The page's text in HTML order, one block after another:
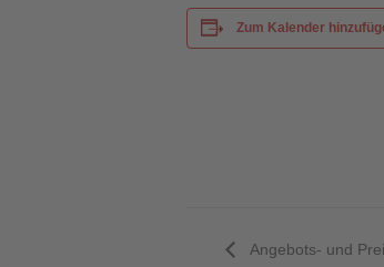
Zum Kalender
Angebots- und